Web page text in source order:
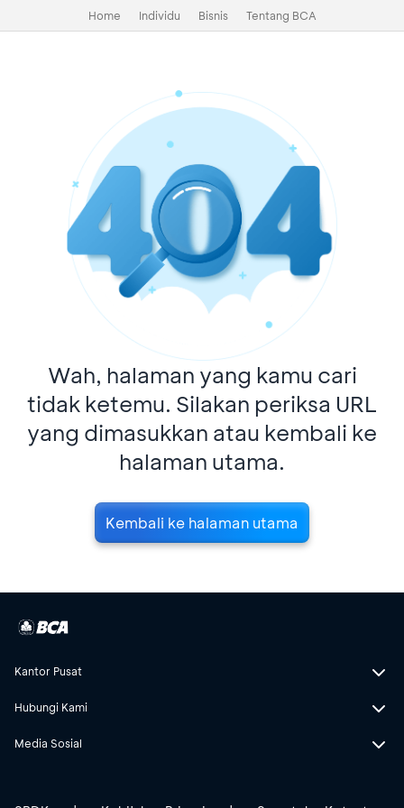
Home Individu Bisnis Tentang BCA
Wah, halaman yang kamu cari
tidak ketemu. Silakan periksa URL
yang dimasukkan atau kembali ke
halaman utama.
Kembali ke halaman utama
Kantor Pusat
Hubungi Kami
Media Sosial